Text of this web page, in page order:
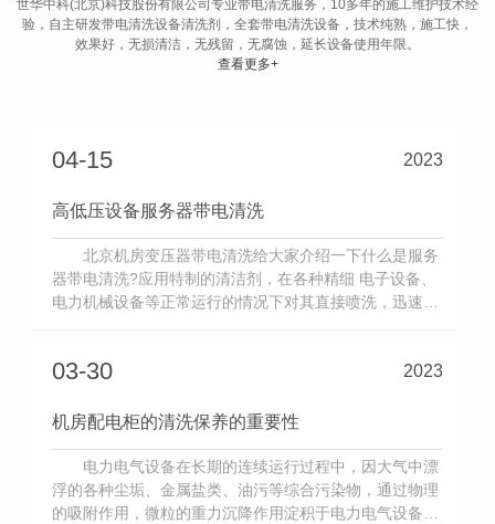
世华中科(北京)科技股份有限公司专业带电清洗服务，10多年的施工维护技术经
验，自主研发带电清洗设备清洗剂，全套带电清洗设备，技术纯熟，施工快，
效果好，无损清洁，无残留，无腐蚀，延长设备使用年限。
查看更多+
大量的信息和数据。这些信息和数据直接关系着我们
生活的各个方面，如果一个大型的机房数据中间停
细介绍 一下吧。一、大型的机房数据中间和一般的
数据
04-15 2023
高低压设备服务器带电清洗
北京机房变压器带电清洗给大家介绍一下什么是服务
器带电清洗?应用特制的清洁剂，在各种精细 电子设备、
电力机械设备等正常运行的情况下对其直接喷洗，迅速去
等)，去除 由于综合污染所引起的“软性故障”，提高这些
03-30 2023
机房配电柜的清洗保养的重要性
电力电气设备在长期的连续运行过程中，因大气中漂
浮的各种尘垢、金属盐类、油污等综合污染物，通过物理
的吸附作用，微粒的重力沉降作用淀积于电力电气设备表